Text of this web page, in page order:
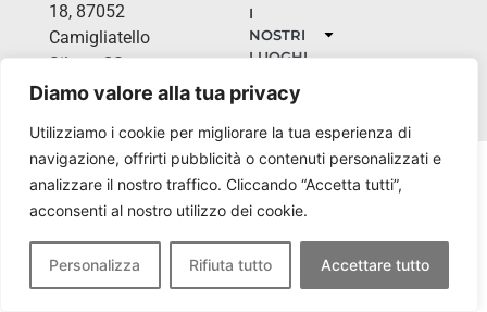
Diamo valore alla tua privacy
Utilizziamo i cookie per migliorare la tua esperienza di
navigazione, offrirti pubblicità o contenuti personalizzati e
analizzare il nostro traffico. Cliccando “Accetta tutti”,
acconsenti al nostro utilizzo dei cookie.
Personalizza Rifiuta tutto Accettare tutto
18, 87052
Camigliatello
Silano CS
I
NOSTRI
LUOGHI